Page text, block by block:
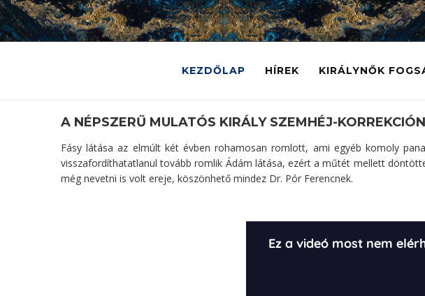
KEZDŐLAP HÍREK KIRÁLYNŐK
A NÉPSZERŰ MULATÓS KIRÁLY SZEMHÉJ-
Fásy látása az elmúlt két évben rohamosan romlott, ami egyéb komoly
visszafordíthatatlanul tovább romlik Ádám látása, ezért a műtét mellett
még nevetni is volt ereje, köszönhető mindez Dr. Pór Ferencnek.